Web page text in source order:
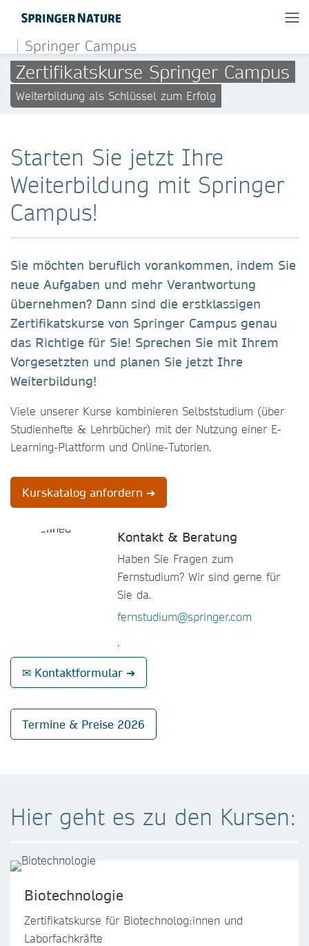
Springer Campus
Zertifikatskurse Springer Campus
Weiterbildung als Schlüssel zum Erfolg
Starten Sie jetzt Ihre
Weiterbildung mit Springer
Campus!
Sie möchten beruflich vorankommen, indem Sie
neue Aufgaben und mehr Verantwortung
übernehmen? Dann sind die erstklassigen
Zertifikatskurse von Springer Campus genau
das Richtige für Sie! Sprechen Sie mit Ihrem
Vorgesetzten und planen Sie jetzt Ihre
Weiterbildung!
Viele unserer Kurse kombinieren Selbststudium (über
Studienhefte & Lehrbücher) mit der Nutzung einer E-
Learning-Plattform und Online-Tutorien.
Kurskatalog anfordern ➔
Kontakt & Beratung
Haben Sie Fragen zum
Fernstudium? Wir sind gerne für
Sie da.
fernstudium@springer.com
.
✉ Kontaktformular ➔
Termine & Preise 2026
Hier geht es zu den Kursen:
Biotechnologie
Zertifikatskurse für Biotechnolog:innen und
Laborfachkräfte